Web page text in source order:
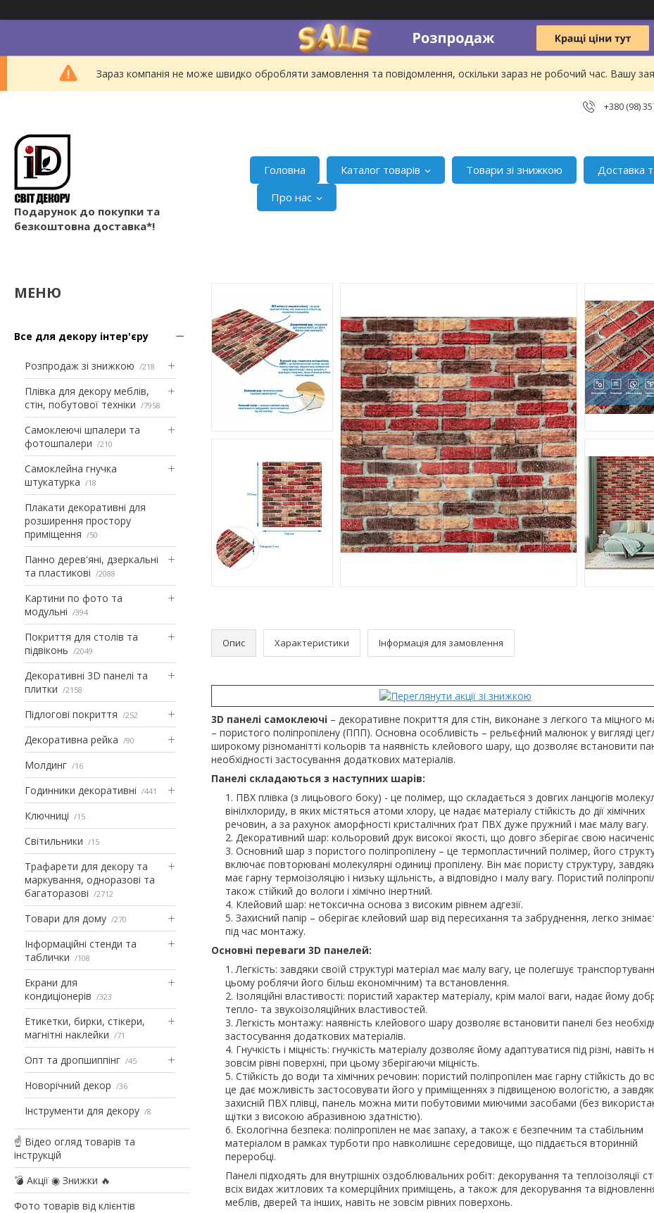
Зараз компанія не може швидко обробляти замовлення та повідомлення, оскільки зараз не робочий час. Вашу
+380 (98)
Подарунок до покупки та
безкоштовна доставка*!
Головна Каталог товарів Товари зі знижкою Доставка
Про нас
Все для декору інтер'єру
Розпродаж зі знижкою 218
Плівка для декору меблів,
стін, побутової техніки
7958
Самоклеючі шпалери та
фотошпалери
210
Самоклейна гнучка
штукатурка
18
Плакати декоративні для
розширення простору
приміщення
50
Панно дерев'яні, дзеркальні
та пластикові
2088
Картини по фото та
модульні
394
Покриття для столів та
підвіконь
2049
Декоративні 3D панелі та
плитки
2158
Підлогові покриття 252
Декоративна рейка 90
Молдинг 16
Годинники декоративні 441
Ключниці 15
Світильники 15
Трафарети для декору та
маркування, одноразові та
багаторазові
2712
Товари для дому 270
Інформаційні стенди та
таблички
108
Екрани для
кондиціонерів
323
Етикетки, бирки, стікери,
магнітні наклейки
71
Опт та дропшиппінг 45
Новорічний декор 36
Інструменти для декору 8
☝ Відео огляд товарів та
інструкцій
💣 Акції ◉ Знижки 🔥
Фото товарів від клієнтів
Опис Характеристики Інформація для замовлення
3D панелі самоклеючі – декоративне покриття для стін, виконане з легкого та міцного
– пористого поліпропілену (ППП). Основна особливість – рельєфний малюнок у вигляді
широкому різноманітті кольорів та наявність клейового шару, що дозволяє встановити
необхідності застосування додаткових матеріалів.
Панелі складаються з наступних шарів:
ПВХ плівка (з лицьового боку) - це полімер, що складається з довгих ланцюгів
вінілхлориду, в яких містяться атоми хлору, це надає матеріалу стійкість до дії хімічних
речовин, а за рахунок аморфності кристалічних ґрат ПВХ дуже пружний і має малу вагу.
Декоративний шар: кольоровий друк високої якості, що довго зберігає свою
Основний шар з пористого поліпропілену – це термопластичний полімер, його
включає повторювані молекулярні одиниці пропілену. Він має пористу структуру,
має гарну термоізоляцію і низьку щільність, а відповідно і малу вагу. Пористий
також стійкий до вологи і хімічно інертний.
Клейовий шар: нетоксична основа з високим рівнем адгезії.
Захисний папір – оберігає клейовий шар від пересихання та забруднення, легко
під час монтажу.
Основні переваги 3D панелей:
Легкість: завдяки своїй структурі матеріал має малу вагу, це полегшує
цьому роблячи його більш економічним) та встановлення.
Ізоляційні властивості: пористий характер матеріалу, крім малої ваги, надає йому
тепло- та звукоізоляційних властивостей.
Легкість монтажу: наявність клейового шару дозволяє встановити панелі без
застосування додаткових матеріалів.
Гнучкість і міцність: гнучкість матеріалу дозволяє йому адаптуватися під різні, навіть
зовсім рівні поверхні, при цьому зберігаючи міцність.
Стійкість до води та хімічних речовин: пористий поліпропілен має гарну стійкість до
це дає можливість застосовувати його у приміщеннях з підвищеною вологістю, а
захисній ПВХ плівці, панель можна мити побутовими миючими засобами (без
щітки з високою абразивною здатністю).
Екологічна безпека: поліпропілен не має запаху, а також є безпечним та стабільним
матеріалом в рамках турботи про навколишнє середовище, що піддається вторинній
переробці.
Панелі підходять для внутрішніх оздоблювальних робіт: декорування та теплоізоляції
всіх видах житлових та комерційних приміщень, а також для декорування та
меблів, дверей та інших, навіть не зовсім рівних поверхонь.